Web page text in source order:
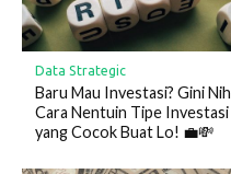
Data Strategic
Baru Mau Investasi? Gini Nih
Cara Nentuin Tipe Investasi
yang Cocok Buat Lo! 💼💸